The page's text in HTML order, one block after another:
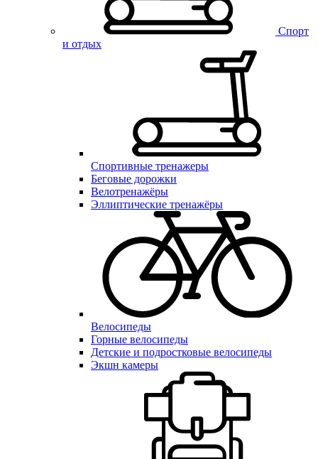
Спорт
и отдых
Спортивные тренажеры
Беговые дорожки
Велотренажёры
Эллиптические тренажёры
Велосипеды
Горные велосипеды
Детские и подростковые велосипеды
Экшн камеры